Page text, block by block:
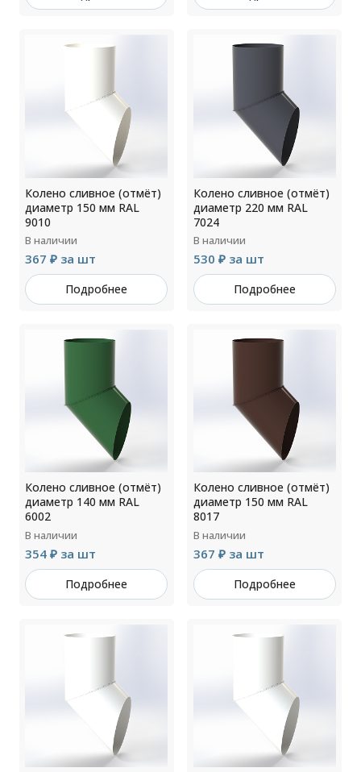
Колено сливное (отмёт)
диаметр 150 мм RAL
9010
В наличии
367 ₽ за шт
Подробнее
Колено сливное (отмёт)
диаметр 220 мм RAL
7024
В наличии
530 ₽ за шт
Подробнее
Колено сливное (отмёт)
диаметр 140 мм RAL
6002
В наличии
354 ₽ за шт
Подробнее
Колено сливное (отмёт)
диаметр 150 мм RAL
8017
В наличии
367 ₽ за шт
Подробнее